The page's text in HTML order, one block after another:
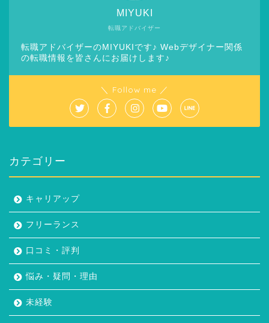
転職アドバイザー
MIYUKI
転職アドバイザーのMIYUKIです♪ Webデザイナー関係
の転職情報を皆さんにお届けします♪
＼ Follow me ／
カテゴリー
キャリアップ
フリーランス
口コミ・評判
悩み・疑問・理由
未経験